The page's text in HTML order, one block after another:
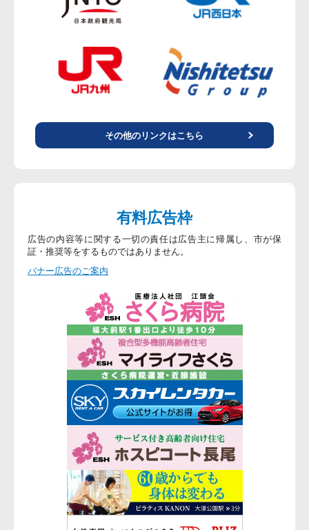
その他のリンクはこちら
有料広告枠
広告の内容等に関する一切の責任は広告主に帰属し、市が保
証・推奨等をするものではありません。
バナー広告のご案内